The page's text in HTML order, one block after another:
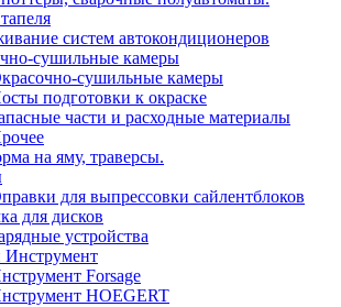
систем автокондиционеров
сушильные камеры
сушильные камеры
подготовки к окраске
части и расходные материалы
на яму, траверсы.
для выпрессовки сайлентблоков
для дисков
устройства
Инструмент
Forsage
HOEGERT